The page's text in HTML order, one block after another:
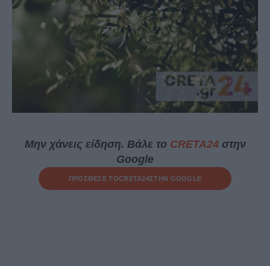
Μην χάνεις είδηση. Βάλε το CRETA24στην
Google
ΠΡΟΣΘΕΣΕ ΤΟCRETA24ΣΤΗΝ GOOGLE